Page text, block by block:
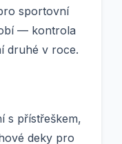
sportovní
— kontrola
druhé v roce.
s přístřeškem,
deky pro